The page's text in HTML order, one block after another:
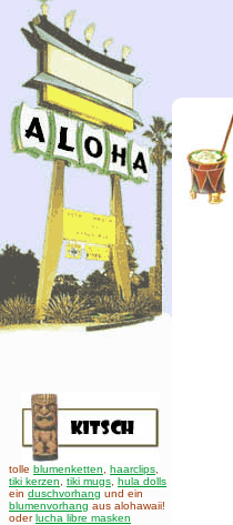
tolle blumenketten haarclips
tiki kerzen
tiki mugs hula dolls
ein duschvorhang und ein
blumenvorhang aus alohawaii!
oderlucha libre masken